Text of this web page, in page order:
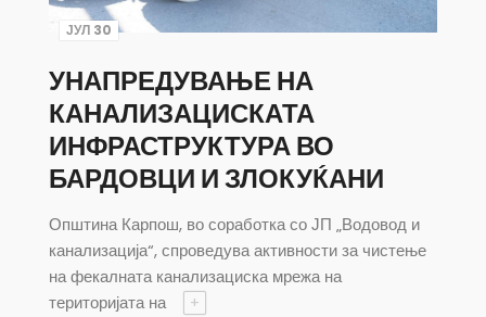
ЈУЛ 30
УНАПРЕДУВАЊЕ НА
КАНАЛИЗАЦИСКАТА
ИНФРАСТРУКТУРА ВО
БАРДОВЦИ И ЗЛОКУЌАНИ
Општина Карпош, во соработка со ЈП „Водовод и
канализација“, спроведува активности за чистење
на фекалната канализациска мрежа на
територијата на
+